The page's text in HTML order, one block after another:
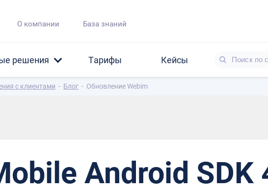
решения Тарифы Кейсы
О компании База знаний
с клиентами - Блог - Обновление Webim
Android SDK